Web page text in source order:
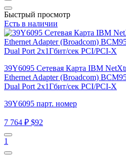
Быстрый просмотр
Есть в наличии
39Y6095 Сетевая Карта IBM
Ethernet Adapter (Broadcom)
Dual Port 2x1Гбит/сек PCI/PCI-X
39Y6095 парт. номер
7 764 ₽ $92
1